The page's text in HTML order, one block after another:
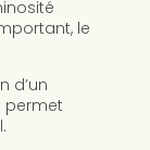
le
d’un
permet